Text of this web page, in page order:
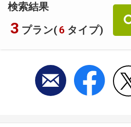
検索結果
3 プラン( 6 タイプ)